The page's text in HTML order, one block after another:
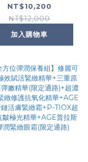
定通路)
NT$10,200
NT$12,000
加入購物車